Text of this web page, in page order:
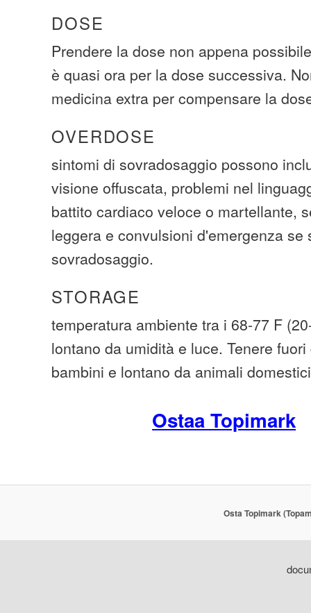
DOSE
Prendere la dose non appena
è quasi ora per la dose successiva.
medicina extra per compensare la
OVERDOSE
sintomi di sovradosaggio possono
visione offuscata, problemi nel
battito cardiaco veloce o martellante,
leggera e convulsioni d'emergenza se
sovradosaggio.
STORAGE
temperatura ambiente tra i 68-77 F
lontano da umidità e luce. Tenere
bambini e lontano da animali
Ostaa Topimark
Osta Topimark